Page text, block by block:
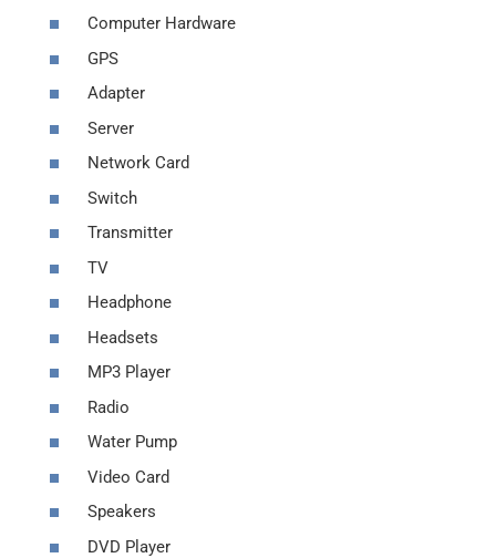
Computer Hardware
GPS
Adapter
Server
Network Card
Switch
Transmitter
TV
Headphone
Headsets
MP3 Player
Radio
Water Pump
Video Card
Speakers
DVD Player